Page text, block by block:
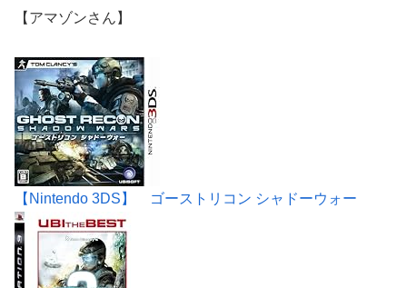
【アマゾンさん】
【Nintendo 3DS】 ゴーストリコン シャドーウォー